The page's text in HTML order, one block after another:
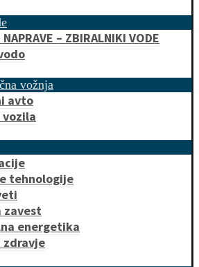
– ZBIRALNIKI VODE
vožnja
avto
tehnologije
zavest
energetika
zdravje